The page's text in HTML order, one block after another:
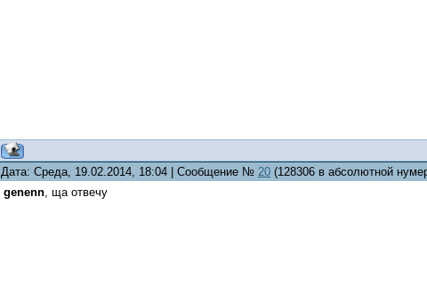
Дата: Среда, 19.02.2014, 18:04 | Сообщение № 20 (128306 в абсолютной
genenn, ща отвечу